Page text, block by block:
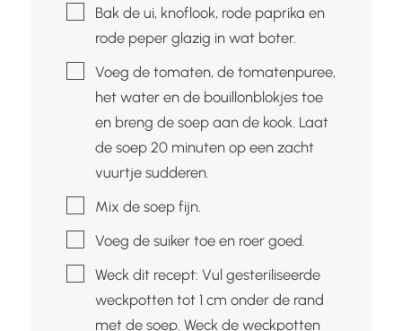
▢Bak de ui, knoflook, rode paprika en
rode peper glazig in wat boter.
▢Voeg de tomaten, de tomatenpuree,
het water en de bouillonblokjes toe
en breng de soep aan de kook. Laat
de soep 20 minuten op een zacht
vuurtje sudderen.
▢Mix de soep fijn.
▢Voeg de suiker toe en roer goed.
▢Weck dit recept: Vul gesteriliseerde
weckpotten tot 1 cm onder de rand
met de soep. Weck de weckpotten